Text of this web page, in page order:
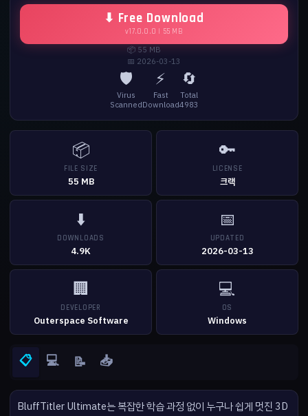
⬇ Free Download
v17.0.0.0 | 55 MB
📦 55 MB
📅 2026-03-13
🛡️
Virus
Scanned
⚡
Fast
Download
🔄
Total
4983
📦
FILE SIZE
55 MB
🔑
LICENSE
크랙
⬇️
DOWNLOADS
4.9K
📅
UPDATED
2026-03-13
🏢
DEVELOPER
Outerspace Software
💻
OS
Windows
📋 💻 📝 📥
BluffTitler Ultimate는 복잡한 학습 과정 없이 누구나 쉽게 멋진 3D